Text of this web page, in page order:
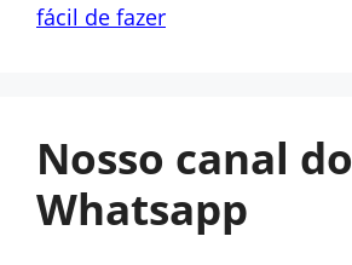
fácil de fazer
Nosso canal do
Whatsapp